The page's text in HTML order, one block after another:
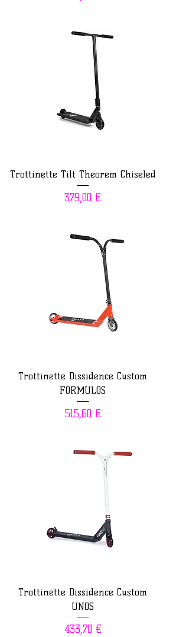
Trottinette Tilt Theorem Chiseled
Prix
379,00 €
Trottinette Dissidence Custom
FORMULOS
Prix
515,60 €
Trottinette Dissidence Custom
UNOS
Prix
433,70 €